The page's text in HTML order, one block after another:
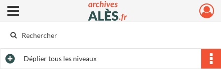
Archives municipales d'Alès
Ouvrir le menu déroulant
Dépliertous les niveaux